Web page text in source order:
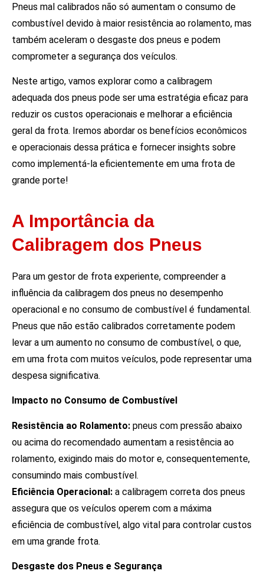
Pneus mal calibrados não só aumentam o consumo de
combustível devido à maior resistência ao rolamento, mas
também aceleram o desgaste dos pneus e podem
comprometer a segurança dos veículos.
Neste artigo, vamos explorar como a calibragem
adequada dos pneus pode ser uma estratégia eficaz para
reduzir os custos operacionais e melhorar a eficiência
geral da frota. Iremos abordar os benefícios econômicos
e operacionais dessa prática e fornecer insights sobre
como implementá-la eficientemente em uma frota de
grande porte!
A Importância da
Calibragem dos Pneus
Para um gestor de frota experiente, compreender a
influência da calibragem dos pneus no desempenho
operacional e no consumo de combustível é fundamental.
Pneus que não estão calibrados corretamente podem
levar a um aumento no consumo de combustível, o que,
em uma frota com muitos veículos, pode representar uma
despesa significativa.
Impacto no Consumo de Combustível
Resistência ao Rolamento: pneus com pressão abaixo
ou acima do recomendado aumentam a resistência ao
rolamento, exigindo mais do motor e, consequentemente,
consumindo mais combustível.
Eficiência Operacional: a calibragem correta dos pneus
assegura que os veículos operem com a máxima
eficiência de combustível, algo vital para controlar custos
em uma grande frota.
Desgaste dos Pneus e Segurança